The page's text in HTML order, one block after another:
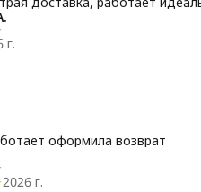
г.
оформила возврат
г.